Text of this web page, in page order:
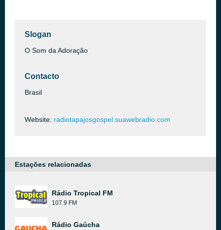
Slogan
O Som da Adoração
Contacto
Brasil
Website: radiotapajosgospel.suawebradio.com
Estações relacionadas
Rádio Tropical FM
107.9 FM
Rádio Gaúcha